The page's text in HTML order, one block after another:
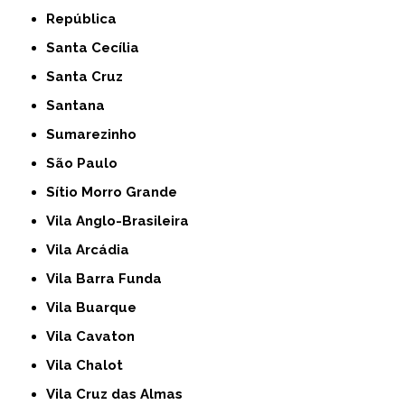
República
Santa Cecília
Santa Cruz
Santana
Sumarezinho
São Paulo
Sítio Morro Grande
Vila Anglo-Brasileira
Vila Arcádia
Vila Barra Funda
Vila Buarque
Vila Cavaton
Vila Chalot
Vila Cruz das Almas